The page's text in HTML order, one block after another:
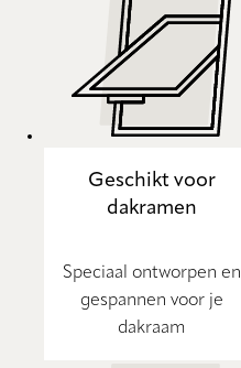
Geschikt voor
dakramen
Speciaal ontworpen en
gespannen voor je
dakraam